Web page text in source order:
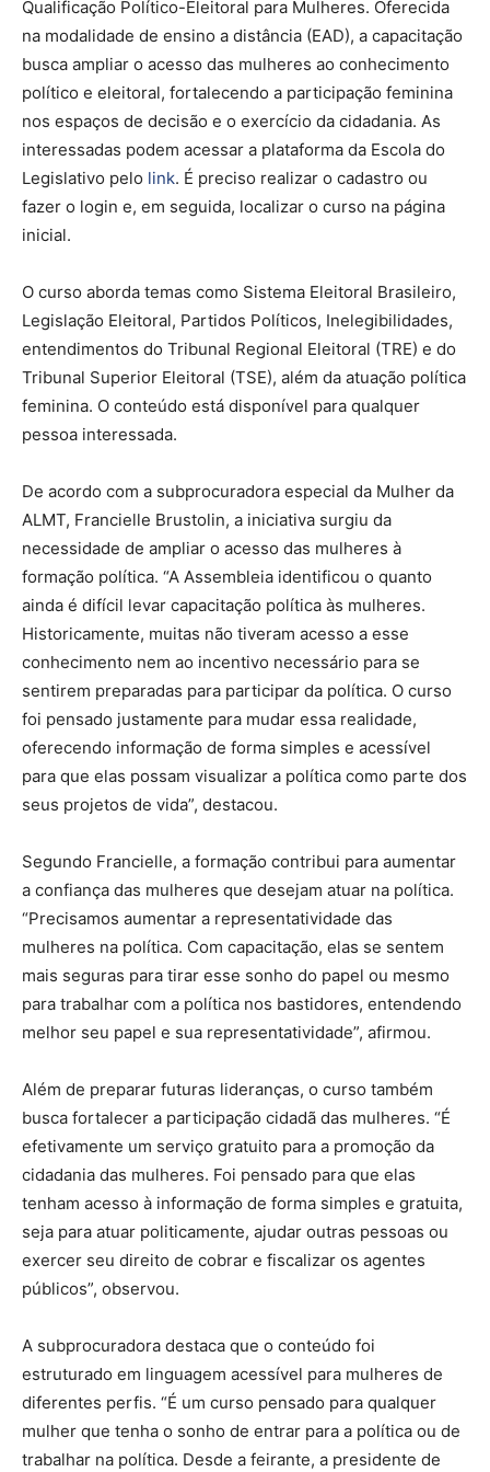
Qualificação Político-Eleitoral para Mulheres. Oferecida
na modalidade de ensino a distância (EAD), a capacitação
busca ampliar o acesso das mulheres ao conhecimento
político e eleitoral, fortalecendo a participação feminina
nos espaços de decisão e o exercício da cidadania. As
interessadas podem acessar a plataforma da Escola do
Legislativo pelo link. É preciso realizar o cadastro ou
fazer o login e, em seguida, localizar o curso na página
inicial.
O curso aborda temas como Sistema Eleitoral Brasileiro,
Legislação Eleitoral, Partidos Políticos, Inelegibilidades,
entendimentos do Tribunal Regional Eleitoral (TRE) e do
Tribunal Superior Eleitoral (TSE), além da atuação política
feminina. O conteúdo está disponível para qualquer
pessoa interessada.
De acordo com a subprocuradora especial da Mulher da
ALMT, Francielle Brustolin, a iniciativa surgiu da
necessidade de ampliar o acesso das mulheres à
formação política. “A Assembleia identificou o quanto
ainda é difícil levar capacitação política às mulheres.
Historicamente, muitas não tiveram acesso a esse
conhecimento nem ao incentivo necessário para se
sentirem preparadas para participar da política. O curso
foi pensado justamente para mudar essa realidade,
oferecendo informação de forma simples e acessível
para que elas possam visualizar a política como parte dos
seus projetos de vida”, destacou.
Segundo Francielle, a formação contribui para aumentar
a confiança das mulheres que desejam atuar na política.
“Precisamos aumentar a representatividade das
mulheres na política. Com capacitação, elas se sentem
mais seguras para tirar esse sonho do papel ou mesmo
para trabalhar com a política nos bastidores, entendendo
melhor seu papel e sua representatividade”, afirmou.
Além de preparar futuras lideranças, o curso também
busca fortalecer a participação cidadã das mulheres. “É
efetivamente um serviço gratuito para a promoção da
cidadania das mulheres. Foi pensado para que elas
tenham acesso à informação de forma simples e gratuita,
seja para atuar politicamente, ajudar outras pessoas ou
exercer seu direito de cobrar e fiscalizar os agentes
públicos”, observou.
A subprocuradora destaca que o conteúdo foi
estruturado em linguagem acessível para mulheres de
diferentes perfis. “É um curso pensado para qualquer
mulher que tenha o sonho de entrar para a política ou de
trabalhar na política. Desde a feirante, a presidente de